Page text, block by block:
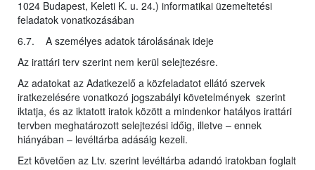
1024 Budapest, Keleti K. u. 24.) informatikai üzemeltetési
feladatok vonatkozásában
6.7. A személyes adatok tárolásának ideje
Az irattári terv szerint nem kerül selejtezésre.
Az adatokat az Adatkezelő a közfeladatot ellátó szervek
iratkezelésére vonatkozó jogszabályi követelmények szerint
iktatja, és az iktatott iratok között a mindenkor hatályos irattári
tervben meghatározott selejtezési időig, illetve – ennek
hiányában – levéltárba adásáig kezeli.
Ezt követően az Ltv. szerint levéltárba adandó iratokban foglalt